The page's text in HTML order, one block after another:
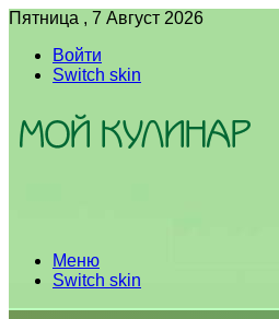
Пятница , 7 Август 2026
Войти
Switch skin
Меню
Switch skin